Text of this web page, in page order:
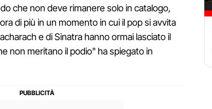
che non deve rimanere solo in catalogo,
di più in un momento in cui il pop si avvita
e di Sinatra hanno ormai lasciato il
non meritano il podio" ha spiegato in